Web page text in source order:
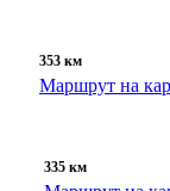
353 км
Маршрут на
335 км